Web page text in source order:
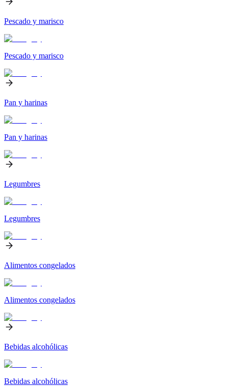
Pescado y marisco
Pescado y marisco
Pan y harinas
Pan y harinas
Legumbres
Legumbres
Alimentos congelados
Alimentos congelados
Bebidas alcohólicas
Bebidas alcohólicas